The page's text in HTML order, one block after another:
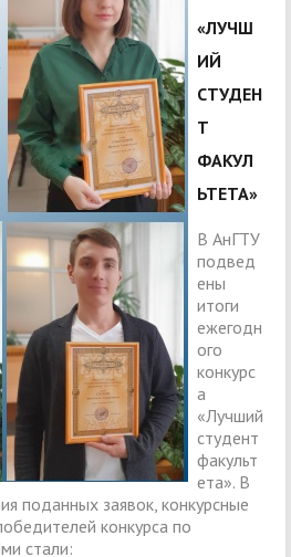
«ЛУЧШ
ИЙ
СТУДЕН
Т
ФАКУЛ
ЬТЕТА»
В АнГТУ
подвед
ены
итоги
ежегодн
ого
конкурс
а
«Лучший
студент
факульт
ета». В
поданных заявок, конкурсные
конкурса по
стали: